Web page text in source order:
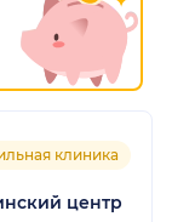
клиника
центр